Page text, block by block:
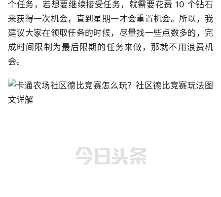
个任务，若想要继续接受任务，就需要花费 10 个钻石
来获得一次机会，直到星期一才会重置机会。所以，我
建议大家在领取任务的时候，尽量找一些点数多的，完
成时间限制为最后限期的任务来做，那就不用浪费机
会。